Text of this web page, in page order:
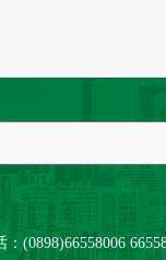
：(0898)66558006